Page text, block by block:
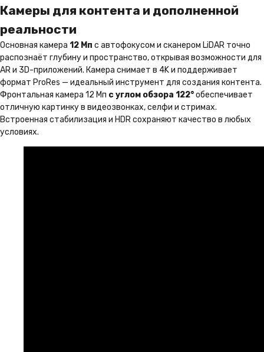
Камеры для контента и дополненной
реальности
Основная камера 12 Мп с автофокусом и сканером LiDAR точно
распознаёт глубину и пространство, открывая возможности для
AR и 3D-приложений. Камера снимает в 4K и поддерживает
формат ProRes — идеальный инструмент для создания контента.
Фронтальная камера 12 Мп с углом обзора 122°обеспечивает
отличную картинку в видеозвонках, селфи и стримах.
Встроенная стабилизация и HDR сохраняют качество в любых
условиях.